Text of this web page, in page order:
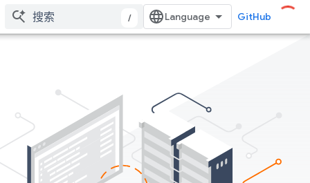
/ GitHub